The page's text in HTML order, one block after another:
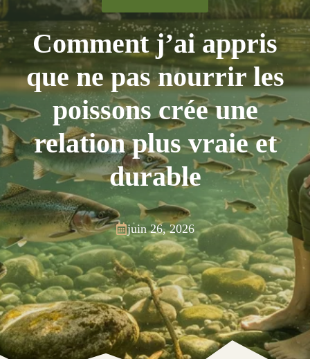
Comment j’ai appris
que ne pas nourrir les
poissons crée une
relation plus vraie et
durable
juin 26, 2026